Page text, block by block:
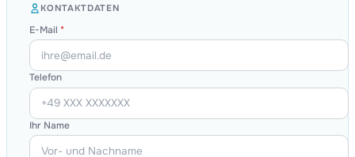
KONTAKTDATEN
E-Mail *
Telefon
Ihr Name